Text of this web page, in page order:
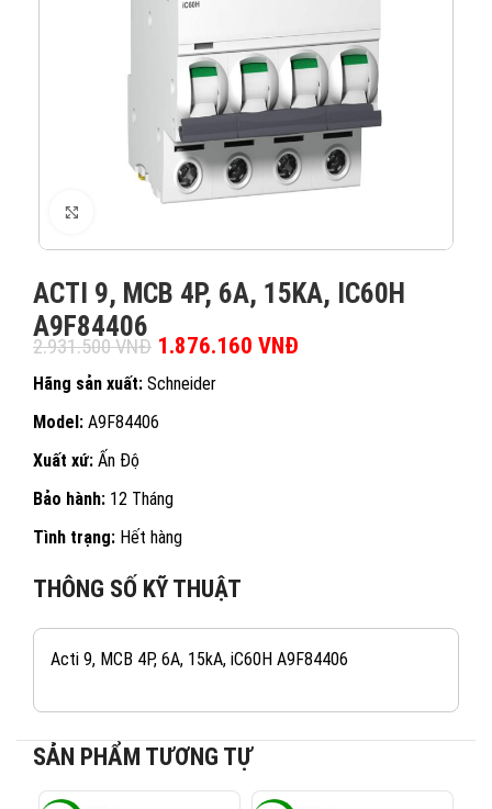
ACTI 9, MCB 4P, 6A, 15KA, IC60H
A9F84406
2.931.500VNĐ Giá gốc là: 2.931.500 VNĐ.
1.876.160 VNĐ
Hãng sản xuất: Schneider
Model: A9F84406
Xuất xứ: Ấn Độ
Bảo hành: 12 Tháng
Tình trạng: Hết hàng
THÔNG SỐ KỸ THUẬT
Acti 9, MCB 4P, 6A, 15kA, iC60H A9F84406
SẢN PHẨM TƯƠNG TỰ